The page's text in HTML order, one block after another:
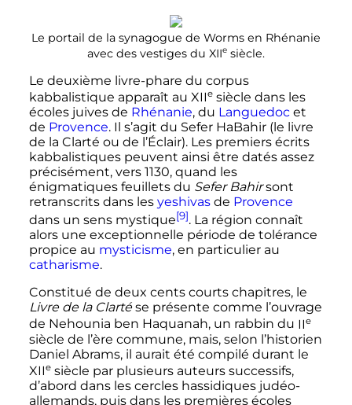
Le portail de la synagogue de Worms en Rhénanie
avec des vestiges du XIIe siècle.
Le deuxième livre-phare du corpus
kabbalistique apparaît au XIIe siècle dans les
écoles juives de Rhénanie, du Languedocet
de Provence. Il s’agit du Sefer HaBahir (le livre
de la Clarté ou de l’Éclair). Les premiers écrits
kabbalistiques peuvent ainsi être datés assez
précisément, vers 1130, quand les
énigmatiques feuillets du Sefer Bahirsont
retranscrits dans les yeshivasde Provence
dans un sens mystique[9]. La région connaît
alors une exceptionnelle période de tolérance
propice au mysticisme, en particulier au
catharisme.
Constitué de deux cents courts chapitres, le
Livre de la Clartése présente comme l’ouvrage
de Nehounia ben Haquanah, un rabbin du IIe
siècle de l’ère commune, mais, selon l’historien
Daniel Abrams, il aurait été compilé durant le
XIIe siècle par plusieurs auteurs successifs,
d’abord dans les cercles hassidiques judéo-
allemands, puis dans les premières écoles